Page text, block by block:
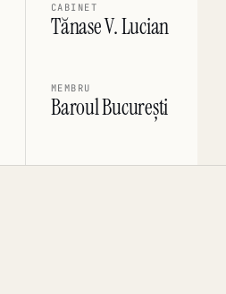
CABINET
Tănase V. Lucian
MEMBRU
Baroul București